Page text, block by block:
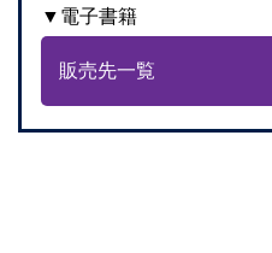
▼電子書籍
販売先一覧